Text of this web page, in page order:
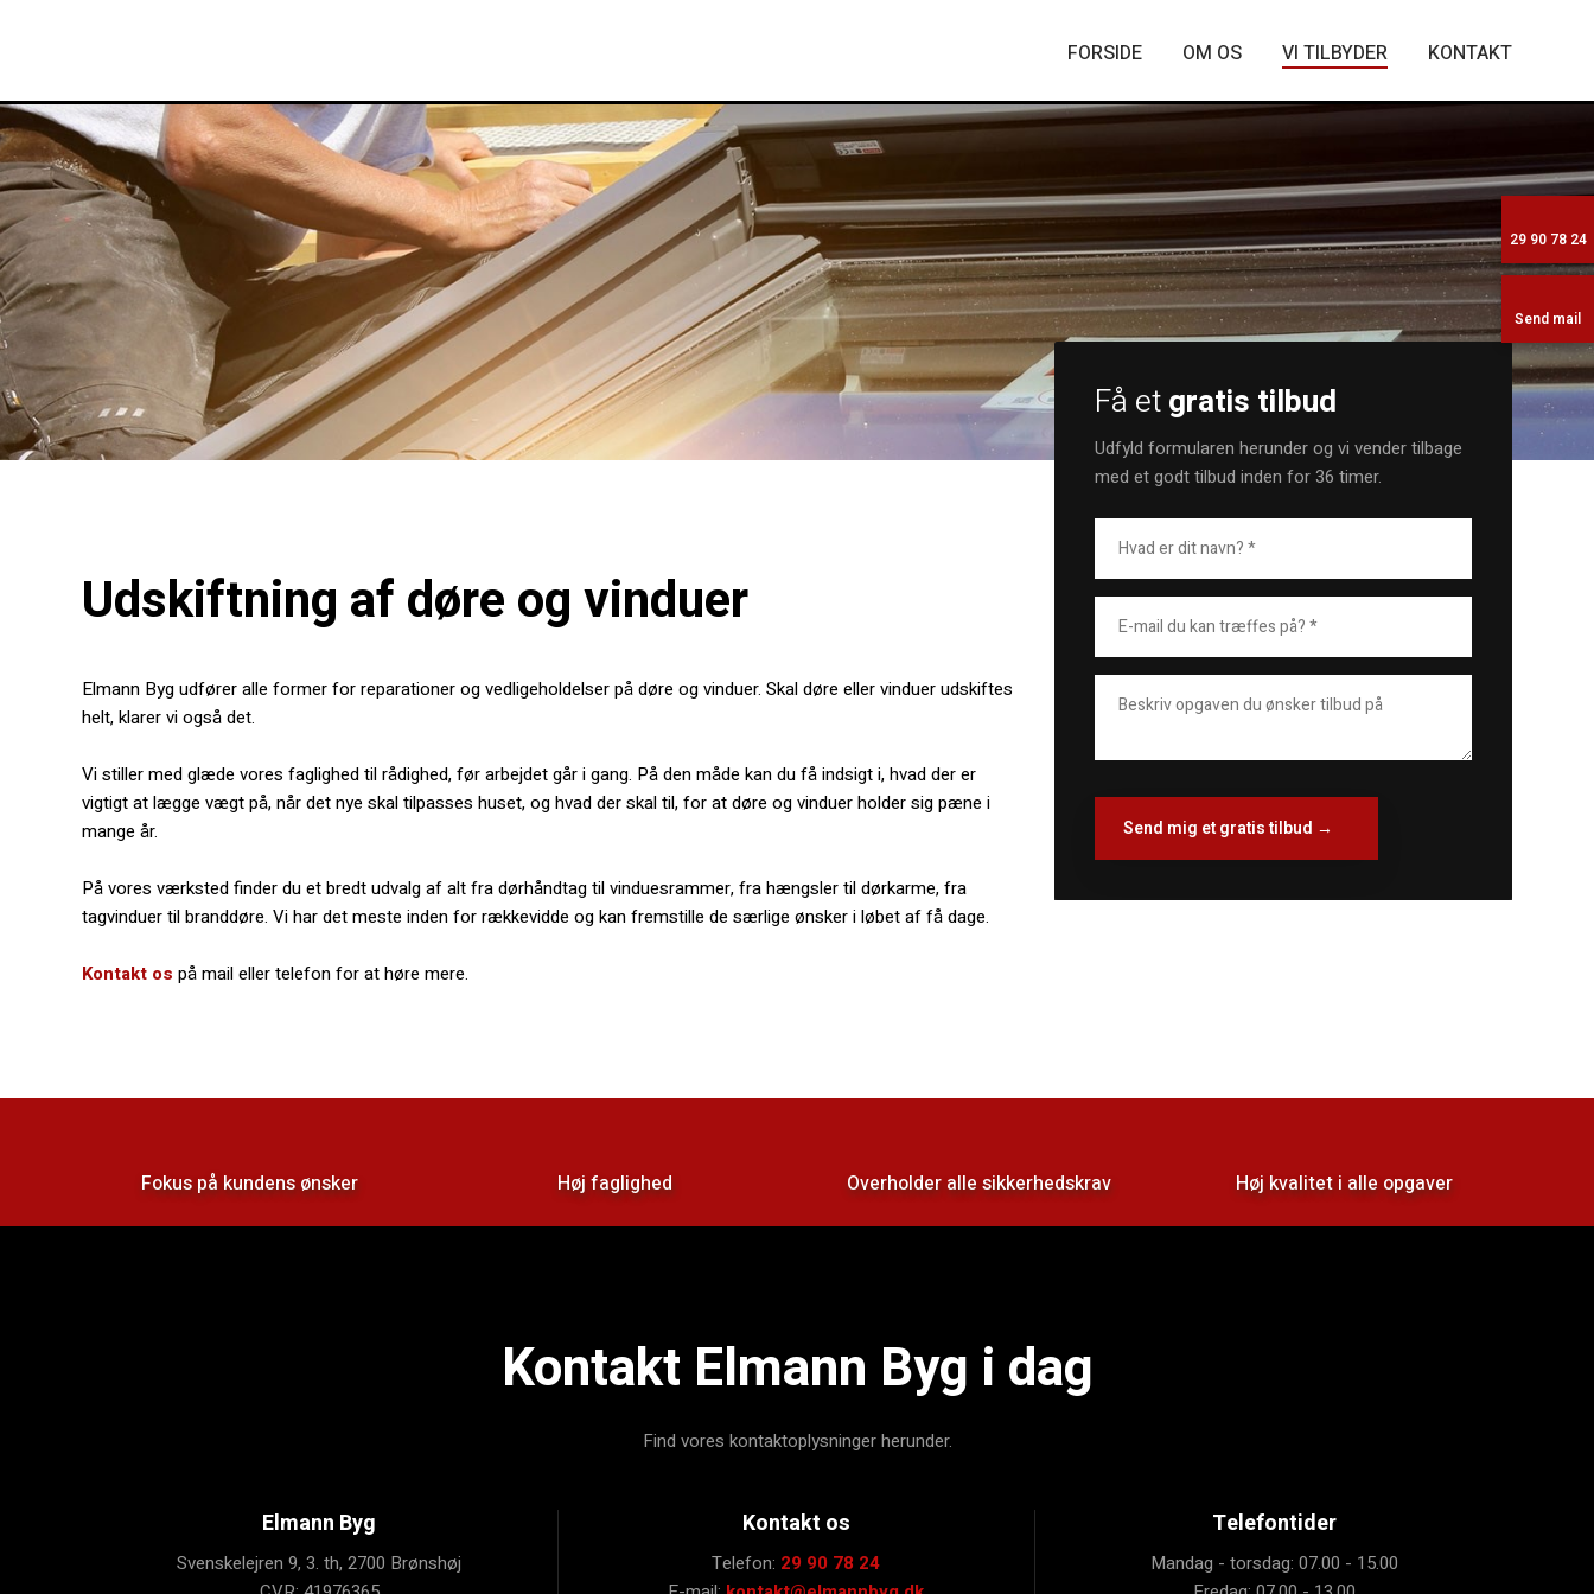
FORSIDE OM OS VI TILBYDER KONTAKT
29 90 78 24
Send mail
Udskiftning af døre og vinduer
​Elmann Byg udfører alle former for reparationer og vedligeholdelser på døre og vinduer. Skal døre eller vinduer udskiftes
helt, klarer vi også det.
Vi stiller med glæde vores faglighed til rådighed, før arbejdet går i gang. På den måde kan du få indsigt i, hvad der er
vigtigt at lægge vægt på, når det nye skal tilpasses huset, og hvad der skal til, for at døre og vinduer holder sig pæne i
mange år.
På vores værksted finder du et bredt udvalg af alt fra dørhåndtag til vinduesrammer, fra hængsler til dørkarme, fra
tagvinduer til branddøre. Vi har det meste inden for rækkevidde og kan fremstille de særlige ønsker i løbet af få dage.
Kontakt os på mail eller telefon for at høre mere.
Få etgratis tilbud
Udfyld formularen herunder og vi vender tilbage
med et godt tilbud inden for 36 timer.
Fokus på kundens ønsker Høj faglighed Overholder alle sikkerhedskrav Høj kvalitet i alle opgaver
Kontakt Elmann Byg i dag
Find vores kontaktoplysninger herunder.
Elmann Byg
Svenskelejren 9, 3. th, 2700 Brønshøj
Kontakt os
Telefon: 29 90 78 24
Telefontider
Mandag - torsdag: 07.00 - 15.00